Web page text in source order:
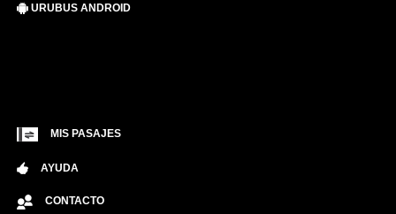
URUBUS ANDROID
MIS PASAJES
AYUDA
CONTACTO